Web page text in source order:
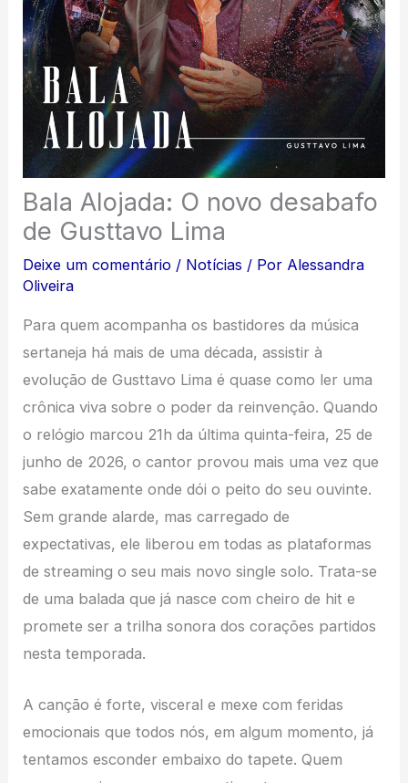
Bala Alojada: O novo desabafo
de Gusttavo Lima
Deixe um comentário / Notícias / Por Alessandra
Oliveira
Para quem acompanha os bastidores da música
sertaneja há mais de uma década, assistir à
evolução de Gusttavo Lima é quase como ler uma
crônica viva sobre o poder da reinvenção. Quando
o relógio marcou 21h da última quinta-feira, 25 de
junho de 2026, o cantor provou mais uma vez que
sabe exatamente onde dói o peito do seu ouvinte.
Sem grande alarde, mas carregado de
expectativas, ele liberou em todas as plataformas
de streaming o seu mais novo single solo. Trata-se
de uma balada que já nasce com cheiro de hit e
promete ser a trilha sonora dos corações partidos
nesta temporada.
A canção é forte, visceral e mexe com feridas
emocionais que todos nós, em algum momento, já
tentamos esconder embaixo do tapete. Quem